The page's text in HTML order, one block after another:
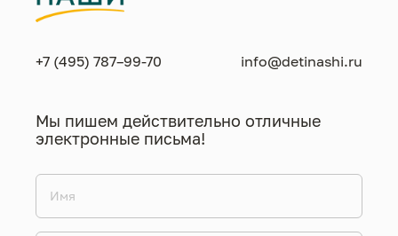
+7 (495) 787–99-70 info@detinashi.ru
Мы пишем действительно отличные
электронные письма!